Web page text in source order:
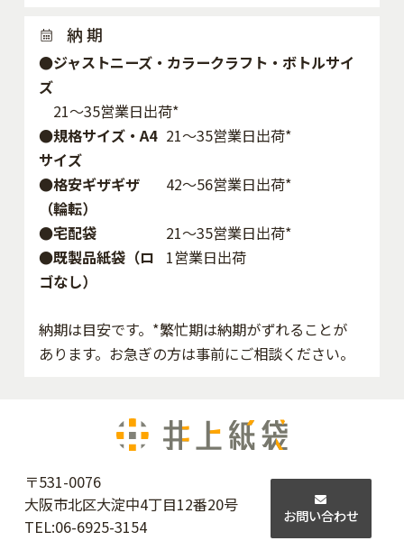
納 期
●ジャストニーズ・カラークラフト・ボトルサイ
ズ
21～35営業日出荷*
●規格サイズ・A4
サイズ
21～35営業日出荷*
●格安ギザギザ
（輪転）
42〜56営業日出荷*
●宅配袋
21～35営業日出荷*
●既製品紙袋（ロ
ゴなし）
1営業日出荷
納期は目安です。*繁忙期は納期がずれることが
あります。お急ぎの方は事前にご相談ください。
〒531-0076
大阪市北区大淀中4丁目12番20号
TEL:06-6925-3154
お問い合わせ